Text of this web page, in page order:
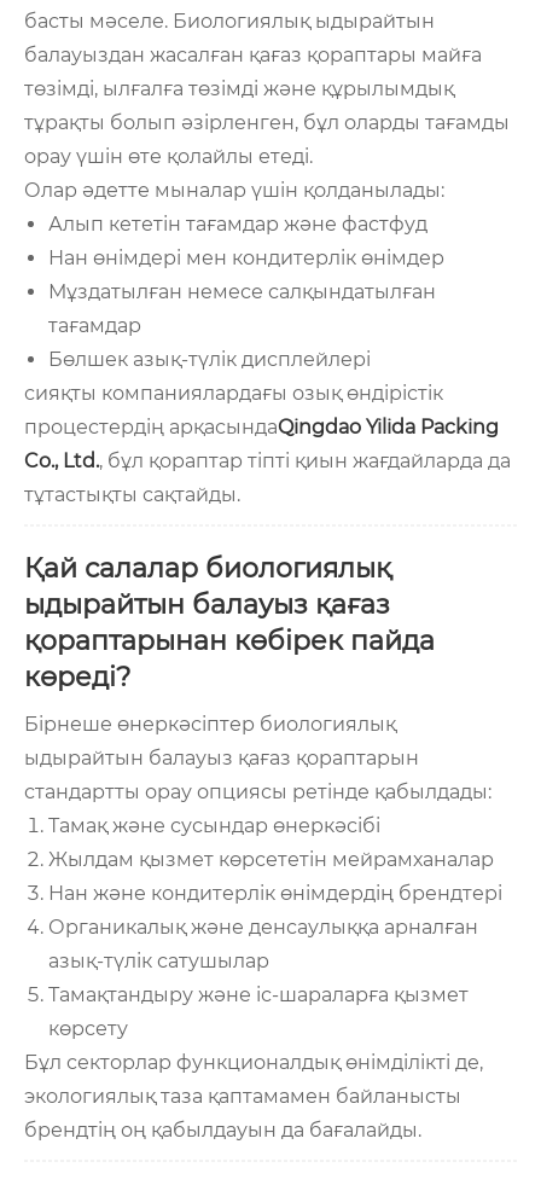
басты мәселе. Биологиялық ыдырайтын
балауыздан жасалған қағаз қораптары майға
төзімді, ылғалға төзімді және құрылымдық
тұрақты болып әзірленген, бұл оларды тағамды
орау үшін өте қолайлы етеді.
Олар әдетте мыналар үшін қолданылады:
Алып кететін тағамдар және фастфуд
Нан өнімдері мен кондитерлік өнімдер
Мұздатылған немесе салқындатылған
тағамдар
Бөлшек азық-түлік дисплейлері
сияқты компаниялардағы озық өндірістік
процестердің арқасындаQingdao Yilida Packing
Co., Ltd., бұл қораптар тіпті қиын жағдайларда да
тұтастықты сақтайды.
Қай салалар биологиялық
ыдырайтын балауыз қағаз
қораптарынан көбірек пайда
көреді?
Бірнеше өнеркәсіптер биологиялық
ыдырайтын балауыз қағаз қораптарын
стандартты орау опциясы ретінде қабылдады:
Тамақ және сусындар өнеркәсібі
Жылдам қызмет көрсететін мейрамханалар
Нан және кондитерлік өнімдердің брендтері
Органикалық және денсаулыққа арналған
азық-түлік сатушылар
Тамақтандыру және іс-шараларға қызмет
көрсету
Бұл секторлар функционалдық өнімділікті де,
экологиялық таза қаптамамен байланысты
брендтің оң қабылдауын да бағалайды.